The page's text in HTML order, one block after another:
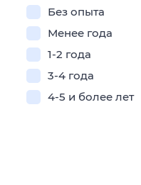
Без опыта
Менее года
1-2 года
3-4 года
4-5 и более лет